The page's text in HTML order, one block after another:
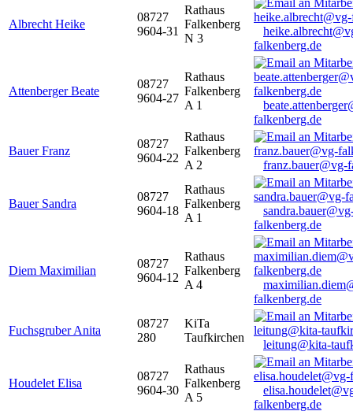
Albrecht Heike
08727
9604-31
Rathaus
Falkenberg
N 3
falkenberg.de
Attenberger Beate
08727
9604-27
Rathaus
Falkenberg
A 1
falkenberg.de
Bauer Franz
08727
9604-22
Rathaus
Falkenberg
A 2
franz.bauer@vg-
Bauer Sandra
08727
9604-18
Rathaus
Falkenberg
A 1
falkenberg.de
Diem Maximilian
08727
9604-12
Rathaus
Falkenberg
A 4
falkenberg.de
Fuchsgruber Anita
08727
280
KiTa
Taufkirchen
leitung@kita-
Houdelet Elisa
08727
9604-30
Rathaus
Falkenberg
A 5
falkenberg.de